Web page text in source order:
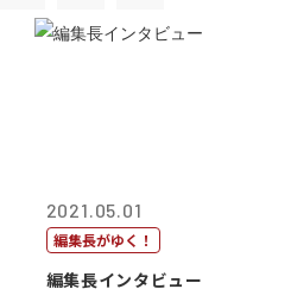
2021.05.01
編集長がゆく！
編集長インタビュー